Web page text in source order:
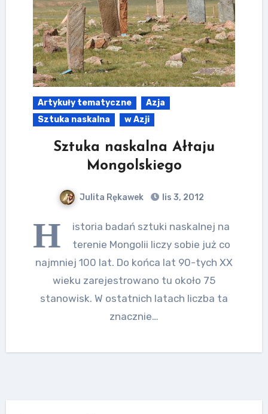
Artykuły tematyczne
Azja
Sztuka naskalna
w Azji
Sztuka naskalna Ałtaju
Mongolskiego
Julita Rękawek lis 3, 2012
H
istoria badań sztuki naskalnej na
terenie Mongolii liczy sobie już co
najmniej 100 lat. Do końca lat 90-tych XX
wieku zarejestrowano tu około 75
stanowisk. W ostatnich latach liczba ta
znacznie…